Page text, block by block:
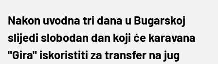
Nakon uvodna tri dana u Bugarskoj
slijedi slobodan dan koji će karavana
"Gira" iskoristiti za transfer na jug